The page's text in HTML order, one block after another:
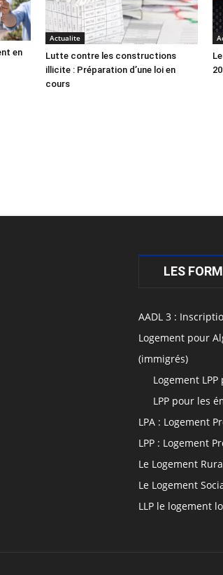
en
Actualite
Lutte contre les constructions
illicite : Préparation d’une loi en
cours
LES
AADL 3 :
Logement pour
(immigrés)
Logement
LPP pour les
LPA : Logement
LPP : Logement
Le Logement
Le Logement
LLP le logement